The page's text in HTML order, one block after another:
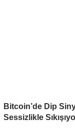
Bitcoin’de Dip
Sessizlikle